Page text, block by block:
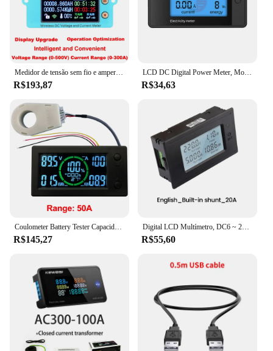
R$193,87
LCD DC Digital Power Meter, Monitor de Tensão, Voltímetro, Amperímetro, Power Tester, Carro, 8V-100V, 20A, 50A, 100A, 200A, 4 em 1
R$34,63
Coulometer Battery Tester Capacidade, Tela Colorida, Bluetooth, Hall Indicador, Tensão Atual Power Meter, DC 0-300V, 50A, 100A, 200A, 400A
R$145,27
Digital LCD Multímetro, DC6 ~ 200V, Tensão, Potência, Corrente, Energia, 4 em 1, Monitor Medidor, Voltímetro, Amperímetro, 20A, 50A, 100A
R$55,60